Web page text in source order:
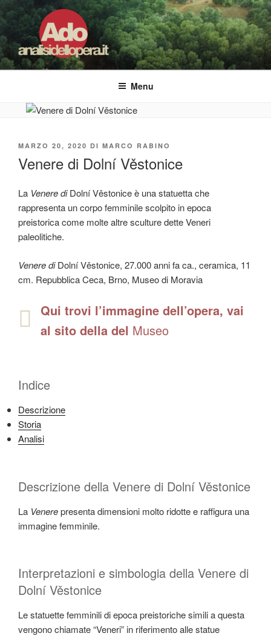
Salta
al
contenuto
ADO ANALISI DELL'OPERA
Osservare le opere d'arte per capirle e imparare ad amarle
Menu
PUBBLICATO
MARZO 20, 2020 DI MARCO RABINO
Venere di Dolní Věstonice
La Venere diDolní Věstonice è una statuetta che
rappresenta un corpo femminile scolpito in epoca
preistorica come molte altre sculture dette Veneri
paleolitiche.
Venere diDolní Věstonice, 27.000 anni fa ca., ceramica, 11
cm. Repubblica Ceca, Brno, Museo di Moravia
Qui trovi l’immagine dell’opera, vai
al sito della del Museo
Indice
Descrizione
Storia
Analisi
Descrizione della Venere di Dolní Věstonice
La Venerepresenta dimensioni molto ridotte e raffigura una
immagine femminile.
Interpretazioni e simbologia della Venere di
Dolní Věstonice
Le statuette femminili di epoca preistoriche simili a questa
vengono chiamate “Veneri” in riferimento alle statue